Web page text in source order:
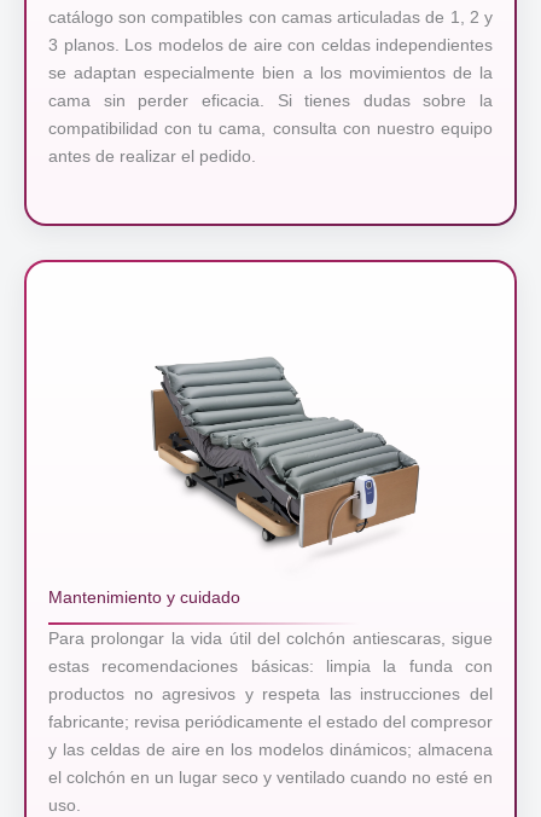
catálogo son compatibles con camas articuladas de 1, 2 y
3 planos. Los modelos de aire con celdas independientes
se adaptan especialmente bien a los movimientos de la
cama sin perder eficacia. Si tienes dudas sobre la
compatibilidad con tu cama, consulta con nuestro equipo
antes de realizar el pedido.
Mantenimiento y cuidado
Para prolongar la vida útil del colchón antiescaras, sigue
estas recomendaciones básicas: limpia la funda con
productos no agresivos y respeta las instrucciones del
fabricante; revisa periódicamente el estado del compresor
y las celdas de aire en los modelos dinámicos; almacena
el colchón en un lugar seco y ventilado cuando no esté en
uso.